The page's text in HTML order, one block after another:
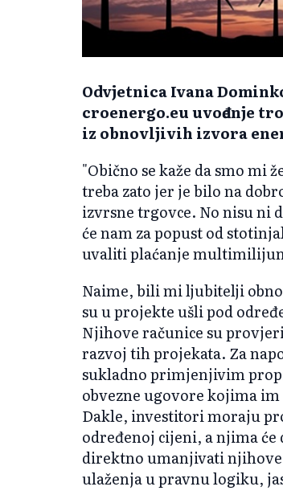
Odvjetnica Ivana
croenergo.eu uvođenje
iz obnovljivih izvora
"Obično se kaže da smo mi
treba zato jer je bilo na
izvrsne trgovce. No nisu ni
će nam za popust od
uvaliti plaćanje
Naime, bili mi ljubitelji
su u projekte ušli pod
Njihove računice su
razvoj tih projekata. Za
sukladno primjenjivim
obvezne ugovore kojima
Dakle, investitori moraju
određenoj cijeni, a njima će
direktno umanjivati
ulaženja u pravnu logiku,